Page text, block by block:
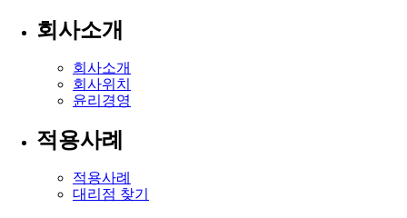
회사소개
회사소개
회사위치
윤리경영
적용사례
적용사례
대리점 찾기